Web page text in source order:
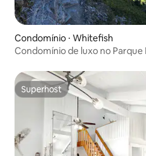
Condomínio ⋅ Whitefish
Condomínio de luxo no Parque
Superhost
Superhost